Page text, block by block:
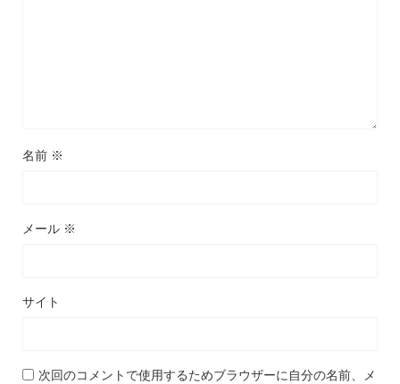
名前 ※
メール ※
サイト
次回のコメントで使用するためブラウザーに自分の名前、メ